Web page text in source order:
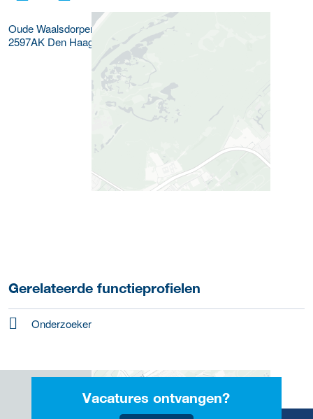
Oude Waalsdorperweg 63
2597AK Den Haag
Gerelateerde functieprofielen
Onderzoeker
Vacatures ontvangen?